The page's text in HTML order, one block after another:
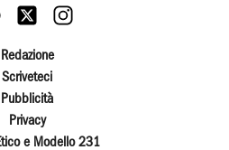
Redazione
Scriveteci
Pubblicità
Privacy
e Modello 231